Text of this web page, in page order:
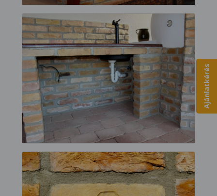
Ajánlatkérés